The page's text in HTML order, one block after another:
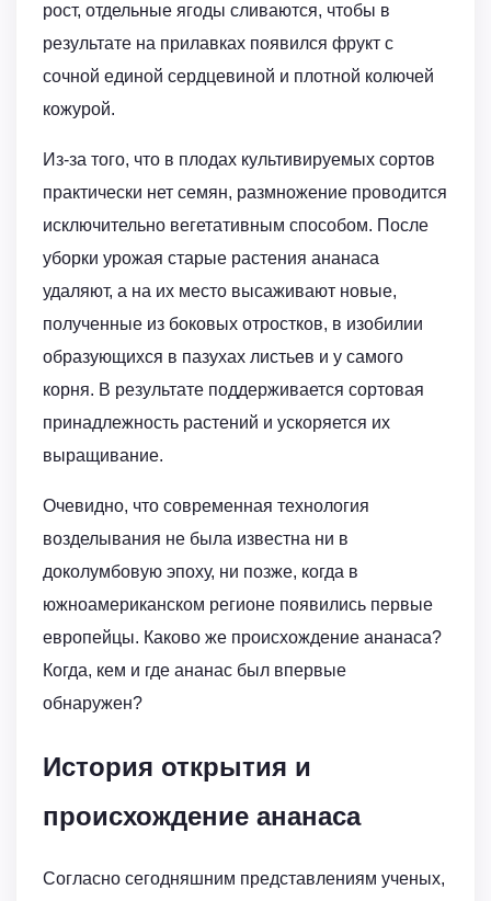
рост, отдельные ягоды сливаются, чтобы в
результате на прилавках появился фрукт с
сочной единой сердцевиной и плотной колючей
кожурой.
Из-за того, что в плодах культивируемых сортов
практически нет семян, размножение проводится
исключительно вегетативным способом. После
уборки урожая старые растения ананаса
удаляют, а на их место высаживают новые,
полученные из боковых отростков, в изобилии
образующихся в пазухах листьев и у самого
корня. В результате поддерживается сортовая
принадлежность растений и ускоряется их
выращивание.
Очевидно, что современная технология
возделывания не была известна ни в
доколумбовую эпоху, ни позже, когда в
южноамериканском регионе появились первые
европейцы. Каково же происхождение ананаса?
Когда, кем и где ананас был впервые
обнаружен?
История открытия и
происхождение ананаса
Согласно сегодняшним представлениям ученых,